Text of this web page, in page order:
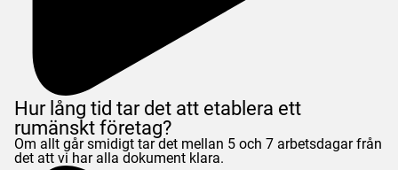
Hur lång tid tar det att etablera ett
rumänskt företag?
Om allt går smidigt tar det mellan 5 och 7 arbetsdagar från
det att vi har alla dokument klara.